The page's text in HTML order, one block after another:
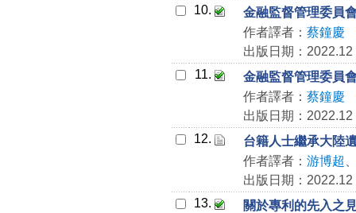
10.
金融監督管理委員
作者譯者： 蔡鐘慶
出版日期：2022.12
11.
金融監督管理委員
作者譯者： 蔡鐘慶
出版日期：2022.12
12.
台籍人士繼承大陸
作者譯者： 游博超
出版日期：2022.12
13.
關於專利的先入之